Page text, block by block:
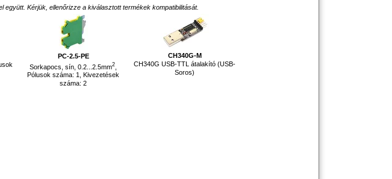
Kérjük, ellenőrizze a kiválasztott termékek kompatibilitását.
PC-2.5-PE
Sorkapocs, sín, 0.2...2.5mm2
Pólusok száma: 1, Kivezetések
száma: 2
CH340G-M
CH340G USB-TTL átalakító (USB-
Soros)